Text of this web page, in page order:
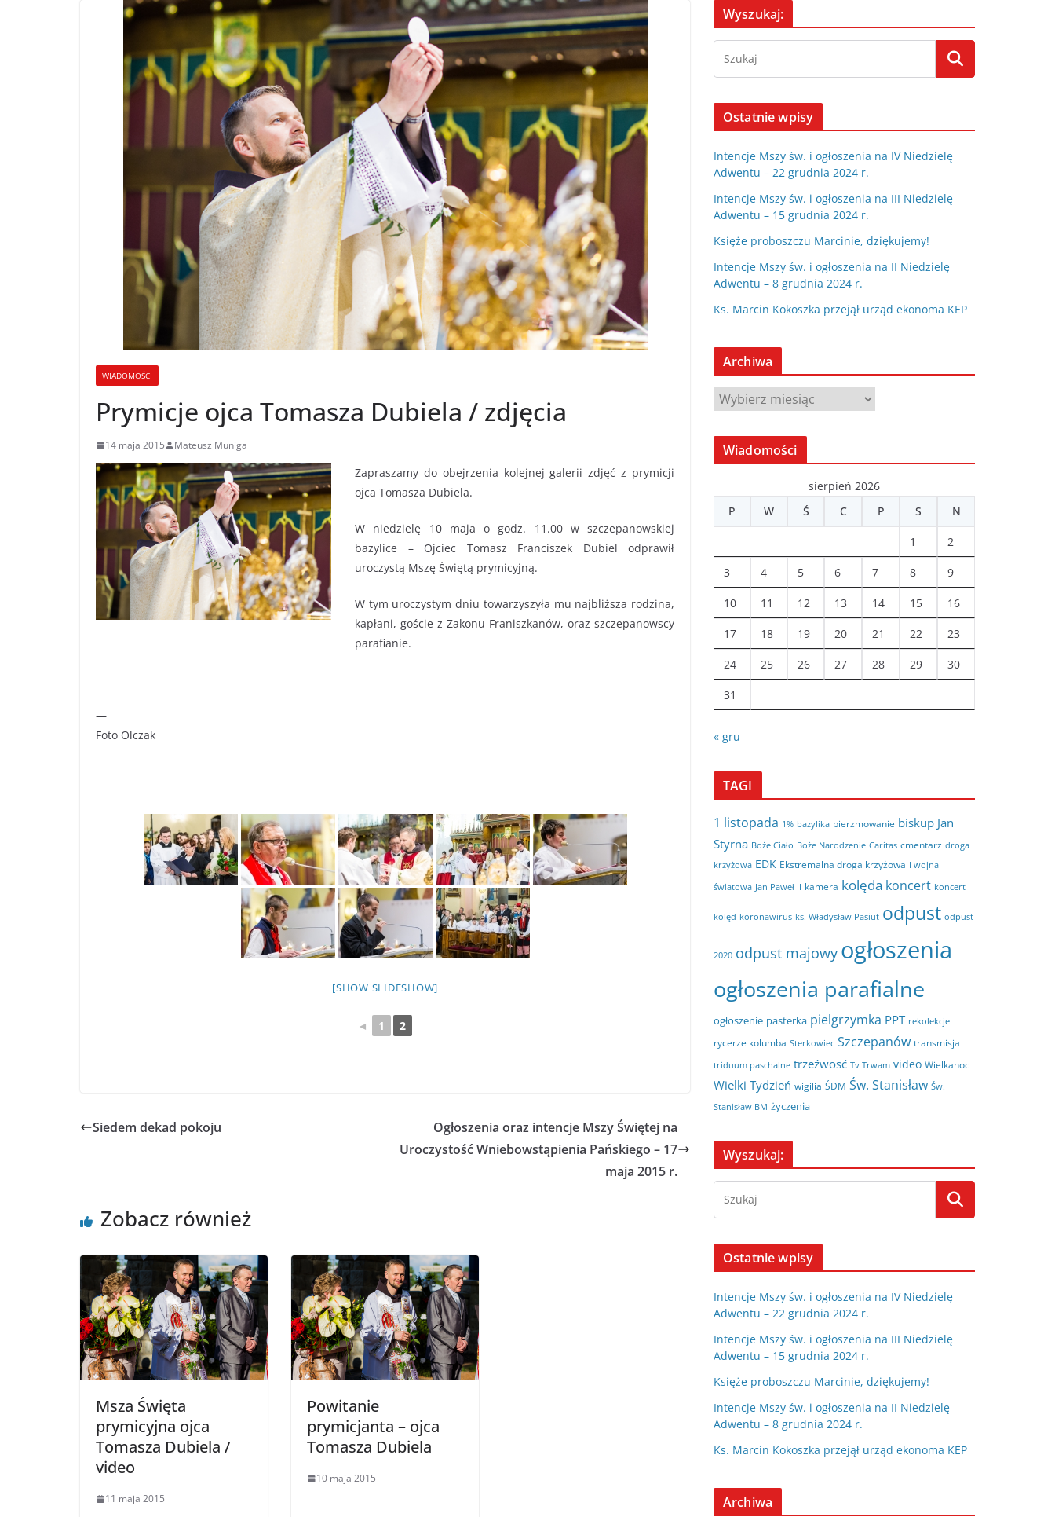
WIADOMOŚCI
Prymicje ojca Tomasza Dubiela / zdjęcia
14 maja 2015 Mateusz Muniga
Zapraszamy do obejrzenia kolejnej galerii zdjęć z prymicji
ojca Tomasza Dubiela.
W niedzielę 10 maja o godz. 11.00 w szczepanowskiej
bazylice – Ojciec Tomasz Franciszek Dubiel odprawił
uroczystą Mszę Świętą prymicyjną.
W tym uroczystym dniu towarzyszyła mu najbliższa rodzina,
kapłani, goście z Zakonu Franiszkanów, oraz szczepanowscy
parafianie.
—
Foto Olczak
[SHOW SLIDESHOW]
◄ 1 2
Siedem dekad pokoju
Ogłoszenia oraz intencje Mszy Świętej na
Uroczystość Wniebowstąpienia Pańskiego – 17
maja 2015 r.
Zobacz również
Msza Święta
prymicyjna ojca
Tomasza Dubiela /
video
11 maja 2015
Powitanie
prymicjanta – ojca
Tomasza Dubiela
10 maja 2015
Wyszukaj:
Ostatnie wpisy
Intencje Mszy św. i ogłoszenia na IV Niedzielę
Adwentu – 22 grudnia 2024 r.
Intencje Mszy św. i ogłoszenia na III Niedzielę
Adwentu – 15 grudnia 2024 r.
Księże proboszczu Marcinie, dziękujemy!
Intencje Mszy św. i ogłoszenia na II Niedzielę
Adwentu – 8 grudnia 2024 r.
Ks. Marcin Kokoszka przejął urząd ekonoma KEP
Archiwa
A
r
c
w
Wiadomości
sierpień 2026
P
W Ś C P S N
1 2
3 4 5 6 7 8 9
10 11 12 13 14 15 16
17 18 19 20 21 22 23
24 25 26 27 28 29 30
31
« gru
TAGI
1 listopada 1% bazylika bierzmowanie biskup Jan
Styrna Boże Ciało Boże Narodzenie Caritas cmentarz droga
krzyżowa EDK Ekstremalna droga krzyżowa I wojna
światowa Jan Paweł II kamera kolęda koncert koncert
kolęd koronawirus ks. Władysław Pasiut odpust odpust
2020 odpust majowy ogłoszenia
ogłoszenia parafialne
ogłoszenie pasterka pielgrzymka PPT rekolekcje
rycerze kolumba Sterkowiec Szczepanów transmisja
triduum paschalne trzeźwosć Tv Trwam video Wielkanoc
Wielki Tydzień wigilia ŚDM Św. Stanisław Św.
Stanisław BM życzenia
Wyszukaj:
Ostatnie wpisy
Intencje Mszy św. i ogłoszenia na IV Niedzielę
Adwentu – 22 grudnia 2024 r.
Intencje Mszy św. i ogłoszenia na III Niedzielę
Adwentu – 15 grudnia 2024 r.
Księże proboszczu Marcinie, dziękujemy!
Intencje Mszy św. i ogłoszenia na II Niedzielę
Adwentu – 8 grudnia 2024 r.
Ks. Marcin Kokoszka przejął urząd ekonoma KEP
Archiwa